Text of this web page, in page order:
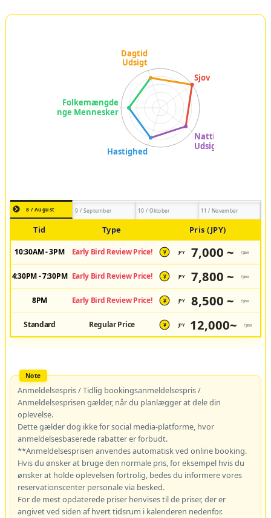
8 / August 9 / September 10 / Oktober 11 / November
Tid Type Pris (JPY)
10:30AM - 3PM Early Bird Review Price! ¥ JPY 7,000 ~ /pax
4:30PM - 7:30PM Early Bird Review Price! ¥ JPY 7,800 ~ /pax
8PM Early Bird Review Price! ¥ JPY 8,500 ~ /pax
Standard Regular Price ¥ JPY 12,000~ /pax
Anmeldelsespris / Tidlig bookingsanmeldelsespris /
Anmeldelsesprisen gælder, når du planlægger at dele din
oplevelse.
Dette gælder dog ikke for social media-platforme, hvor
anmeldelsesbaserede rabatter er forbudt.
**Anmeldelsesprisen anvendes automatisk ved online booking.
Hvis du ønsker at bruge den normale pris, for eksempel hvis du
ønsker at holde oplevelsen fortrolig, bedes du informere vores
reservationscenter personale via besked.
For de mest opdaterede priser henvises til de priser, der er
angivet ved siden af hvert tidsrum i kalenderen nedenfor.